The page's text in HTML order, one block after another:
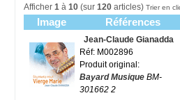
Afficher 1 à 10 (sur 120 articles) Trier en
Image Références
Jean-Claude Gianadda
Réf: M002896
Produit original:
Bayard Musique BM-
301662 2